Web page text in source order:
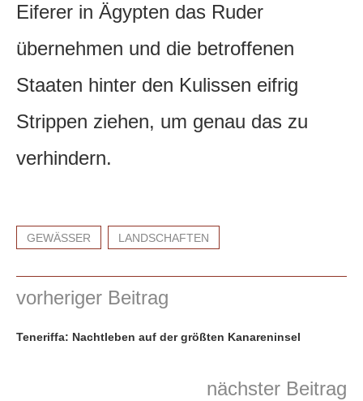
Eiferer in Ägypten das Ruder
übernehmen und die betroffenen
Staaten hinter den Kulissen eifrig
Strippen ziehen, um genau das zu
verhindern.
GEWÄSSER LANDSCHAFTEN
vorheriger Beitrag
Teneriffa: Nachtleben auf der größten Kanareninsel
nächster Beitrag